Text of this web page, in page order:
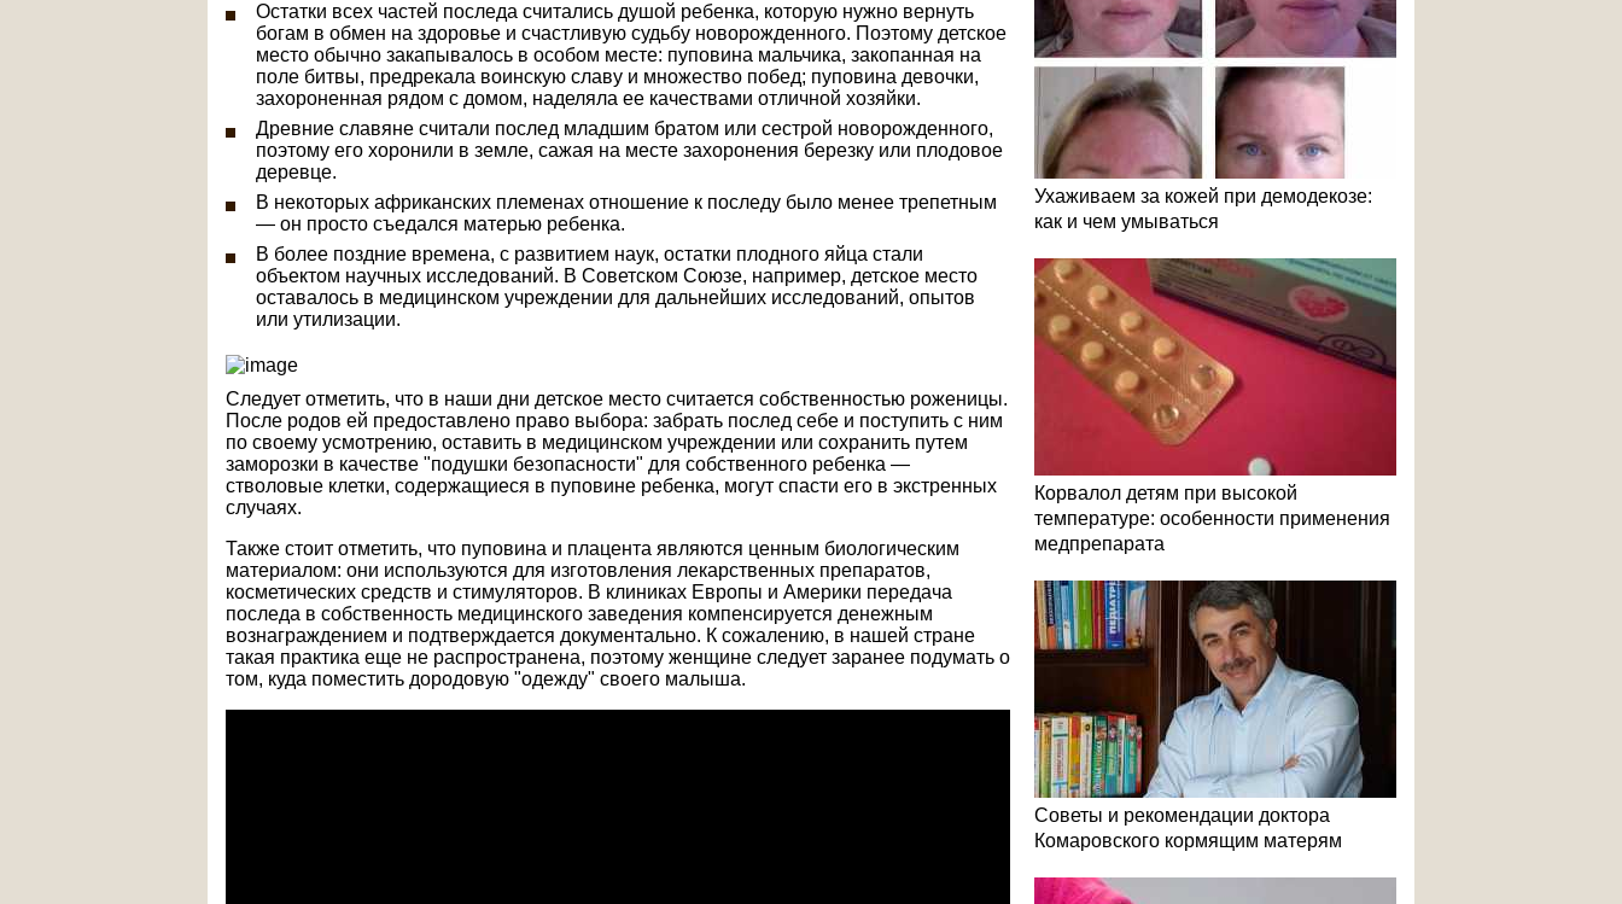
Остатки всех частей последа считались душой ребенка, которую нужно вернуть
богам в обмен на здоровье и счастливую судьбу новорожденного. Поэтому детское
место обычно закапывалось в особом месте: пуповина мальчика, закопанная на
поле битвы, предрекала воинскую славу и множество побед; пуповина девочки,
захороненная рядом с домом, наделяла ее качествами отличной хозяйки.
Древние славяне считали послед младшим братом или сестрой новорожденного,
поэтому его хоронили в земле, сажая на месте захоронения березку или плодовое
деревце.
В некоторых африканских племенах отношение к последу было менее трепетным
— он просто съедался матерью ребенка.
В более поздние времена, с развитием наук, остатки плодного яйца стали
объектом научных исследований. В Советском Союзе, например, детское место
оставалось в медицинском учреждении для дальнейших исследований, опытов
или утилизации.
Следует отметить, что в наши дни детское место считается собственностью роженицы.
После родов ей предоставлено право выбора: забрать послед себе и поступить с ним
по своему усмотрению, оставить в медицинском учреждении или сохранить путем
заморозки в качестве "подушки безопасности" для собственного ребенка —
стволовые клетки, содержащиеся в пуповине ребенка, могут спасти его в экстренных
случаях.
Также стоит отметить, что пуповина и плацента являются ценным биологическим
материалом: они используются для изготовления лекарственных препаратов,
косметических средств и стимуляторов. В клиниках Европы и Америки передача
последа в собственность медицинского заведения компенсируется денежным
вознаграждением и подтверждается документально. К сожалению, в нашей стране
такая практика еще не распространена, поэтому женщине следует заранее подумать о
том, куда поместить дородовую "одежду" своего малыша.
Ухаживаем за кожей при демодекозе:
как и чем умываться
Корвалол детям при высокой
температуре: особенности применения
медпрепарата
Советы и рекомендации доктора
Комаровского кормящим матерям